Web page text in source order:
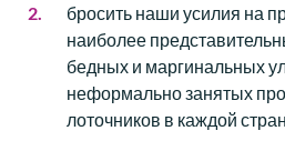
бросить наши усилия на
наиболее
бедных и маргинальных
неформально занятых
лоточников в каждой